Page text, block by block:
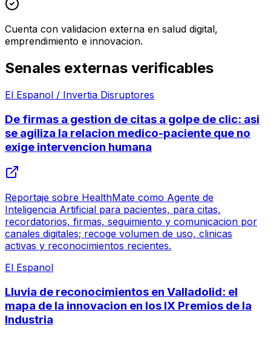
Cuenta con validacion externa en salud digital,
emprendimiento e innovacion.
Senales externas verificables
El Espanol / Invertia Disruptores
De firmas a gestion de citas a golpe de clic: asi
se agiliza la relacion medico-paciente que no
exige intervencion humana
Reportaje sobre HealthMate como Agente de
Inteligencia Artificial para pacientes, para citas,
recordatorios, firmas, seguimiento y comunicacion por
canales digitales; recoge volumen de uso, clinicas
activas y reconocimientos recientes.
El Espanol
Lluvia de reconocimientos en Valladolid: el
mapa de la innovacion en los IX Premios de la
Industria